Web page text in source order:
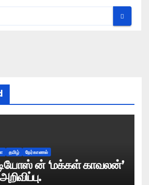
தமிழ் நேர்காணல்
ன் ‘மக்கள் காவலன்’